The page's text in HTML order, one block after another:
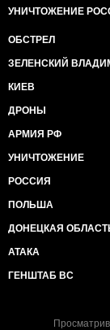
УНИЧТОЖЕНИЕ
ОБСТРЕЛ
ЗЕЛЕНСКИЙ
КИЕВ
ДРОНЫ
АРМИЯ РФ
УНИЧТОЖЕНИЕ
РОССИЯ
ПОЛЬША
ДОНЕЦКАЯ
АТАКА
ГЕНШТАБ ВС